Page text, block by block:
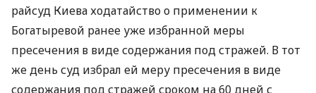
райсуд Киева ходатайство о применении к
Богатыревой ранее уже избранной меры
пресечения в виде содержания под стражей. В тот
же день суд избрал ей меру пресечения в виде
содержания под стражей сроком на 60 дней с